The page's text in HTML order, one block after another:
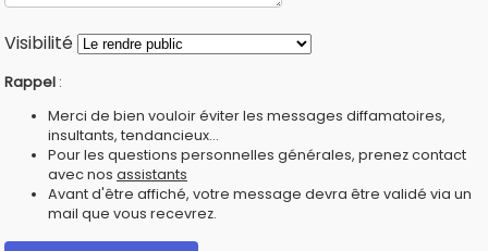
Visibilité
Rappel :
Merci de bien vouloir éviter les messages diffamatoires,
insultants, tendancieux...
Pour les questions personnelles générales, prenez contact
avec nos assistants
Avant d'être affiché, votre message devra être validé via un
mail que vous recevrez.